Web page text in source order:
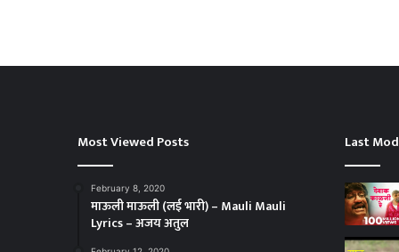
Most Viewed Posts
February 8, 2020
माऊली माऊली (लई भारी) – Mauli Mauli
Lyrics – अजय अतुल
Last